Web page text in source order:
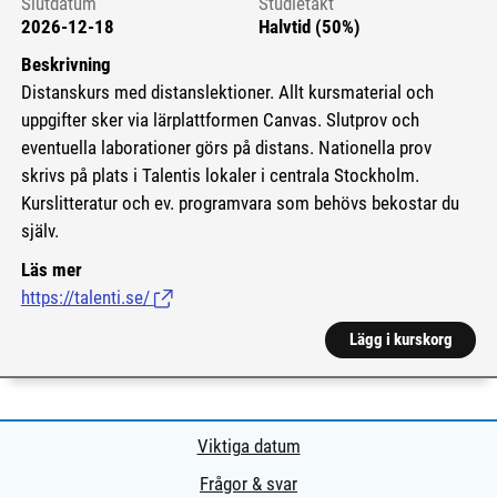
2026-12-18
Halvtid (50%)
Beskrivning
Distanskurs med distanslektioner. Allt kursmaterial och
uppgifter sker via lärplattformen Canvas. Slutprov och
eventuella laborationer görs på distans. Nationella prov
skrivs på plats i Talentis lokaler i centrala Stockholm.
Kurslitteratur och ev. programvara som behövs bekostar du
själv.
Läs mer
https://talenti.se/ (Länk till extern sida.)
Lägg i kurskorg
Viktiga datum
Frågor & svar